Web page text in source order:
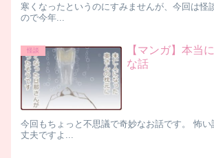
寒くなったというのにすみませんが、今回は怪
ので今年...
怪談
【マンガ】本当
な話
今回もちょっと不思議で奇妙なお話です。 怖
丈夫ですよ...